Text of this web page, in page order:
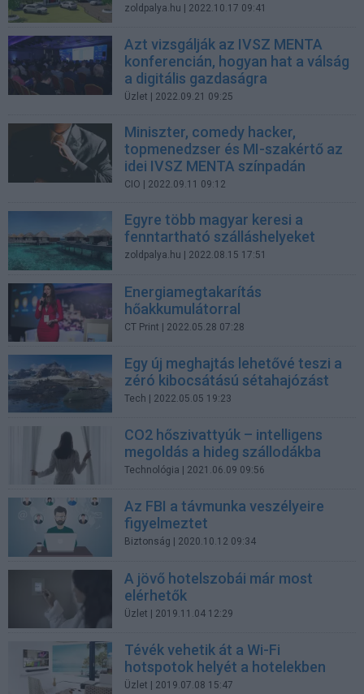
zoldpalya.hu | 2022.10.17 09:41
Azt vizsgálják az IVSZ MENTA
konferencián, hogyan hat a válság
a digitális gazdaságra
Üzlet | 2022.09.21 09:25
Miniszter, comedy hacker,
topmenedzser és MI-szakértő az
idei IVSZ MENTA színpadán
CIO | 2022.09.11 09:12
Egyre több magyar keresi a
fenntartható szálláshelyeket
zoldpalya.hu | 2022.08.15 17:51
Energiamegtakarítás
hőakkumulátorral
CT Print | 2022.05.28 07:28
Egy új meghajtás lehetővé teszi a
zéró kibocsátású sétahajózást
Tech | 2022.05.05 19:23
CO2 hőszivattyúk – intelligens
megoldás a hideg szállodákba
Technológia | 2021.06.09 09:56
Az FBI a távmunka veszélyeire
figyelmeztet
Biztonság | 2020.10.12 09:34
A jövő hotelszobái már most
elérhetők
Üzlet | 2019.11.04 12:29
Tévék vehetik át a Wi-Fi
hotspotok helyét a hotelekben
Üzlet | 2019.07.08 15:47